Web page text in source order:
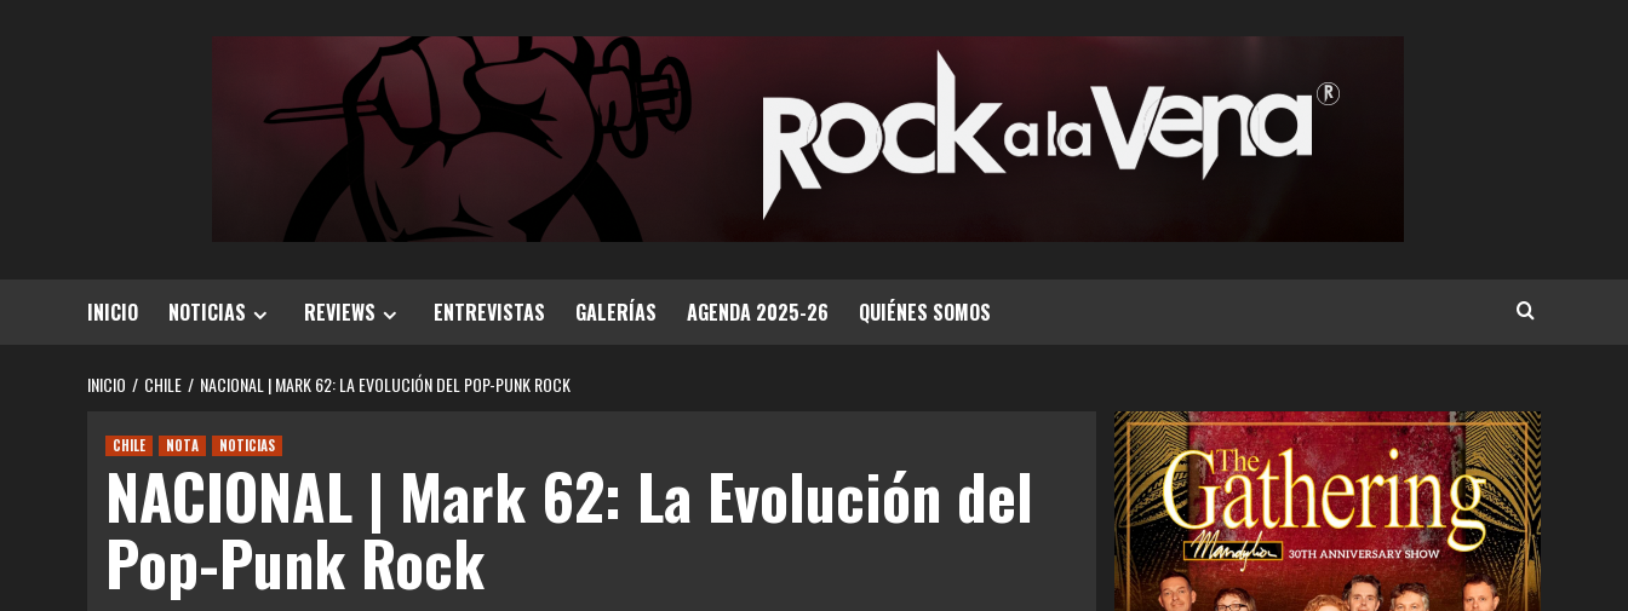
INICIO NOTICIAS REVIEWS ENTREVISTAS GALERÍAS AGENDA 2025-26 QUIÉNES SOMOS
INICIO CHILE NACIONAL | MARK 62: LA EVOLUCIÓN DEL POP-PUNK ROCK
CHILE NOTA NOTICIAS
NACIONAL | Mark 62: La Evolución del
Pop-Punk Rock